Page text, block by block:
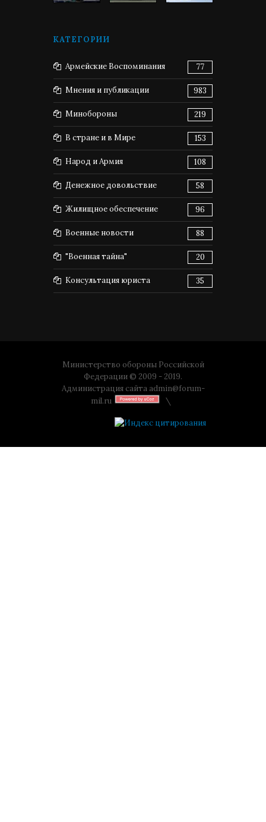
КАТЕГОРИИ
Армейские Воспоминания 77
Мнения и публикации 983
Минобороны 219
В стране и в Мире 153
Народ и Армия 108
Денежное довольствие 58
Жилищное обеспечение 96
Военные новости 88
"Военная тайна" 20
Консультация юриста 35
Министерство обороны Российской
Федерации © 2009 - 2019.
Администрация сайта admin@forum-
mil.ru